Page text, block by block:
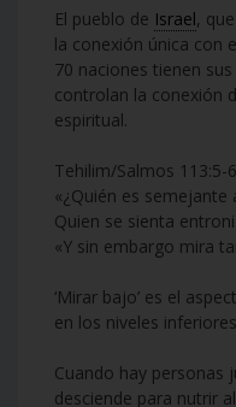
El pueblo de Israel,
la conexión única con
70 naciones tienen
controlan la conexión
espiritual.
Tehilim/Salmos 113:5-6
«¿Quién es semejante
Quien se sienta
«Y sin embargo mira
‘Mirar bajo’ es el
en los niveles
Cuando hay personas
desciende para nutrir